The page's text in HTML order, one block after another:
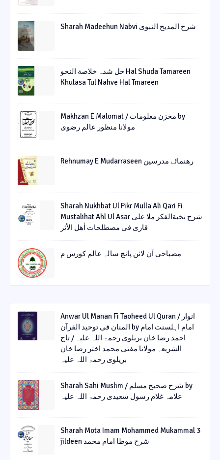
Sharah Madeehun Nabvi شرح المدیح النبوی
حل شدہ خلاصة النحو Hal Shuda Tamareen
Khulasa Tul Nahve Hal Tmareen
Makhzan E Malomat / مخزن معلومات by
مولانا منظور عالم رضوی
Rehnumay E Mudarraseen رهنمائے مدرسین
Sharah Nukhbat Ul Fikr Mulla Ali Qari Fi
Mustalihat Ahl Ul Asar شرح نخبةالفکر ملا علی
قاری فی مصطلحات أھل الأثر
مصباحی آن لائن پانچ سالہ عالم کورس م
Anwar Ul Manan Fi Taoheed Ul Quran / انوار
المنان فی توحید القرآن by امام اہلسنت امام
احمد رضا خان بریلوی رحمۃ اللہ علیہ / تاج
الشریعہ مولانا مفتی محمد اختر رضا خان
بریلوی رحمۃ اللہ علیہ
Sharah Sahi Muslim / شرح صحیح مسلم by
علامہ غلام رسول سعیدی رحمۃ اللہ علیہ
Sharah Mota Imam Mohammed Mukammal 3
jildeen شرح موطا امام محمد